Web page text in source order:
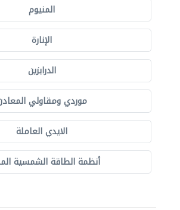
المنيوم
الإنارة
الدرابزين
موردي ومقاولي
الايدي العاملة
أنظمة الطاقة الشمسية